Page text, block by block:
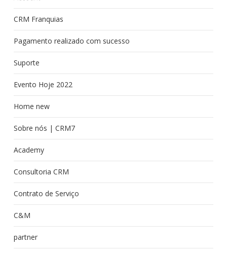
CRM Franquias
Pagamento realizado com sucesso
Suporte
Evento Hoje 2022
Home new
Sobre nós | CRM7
Academy
Consultoria CRM
Contrato de Serviço
C&M
partner